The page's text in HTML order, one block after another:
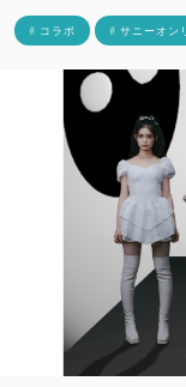
# コラボ # サニーオン